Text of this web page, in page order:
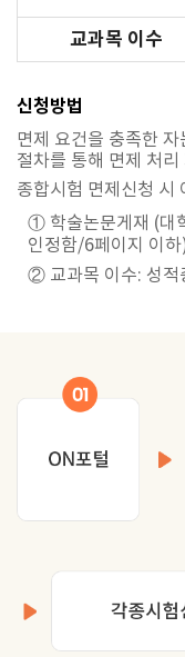
교과목 이수
신청방법
면제 요건을 충족한
절차를 통해 면제 처리
종합시험 면제신청 시
① 학술논문게재 (대
인정함/6페이지 이하
② 교과목 이수: 성적